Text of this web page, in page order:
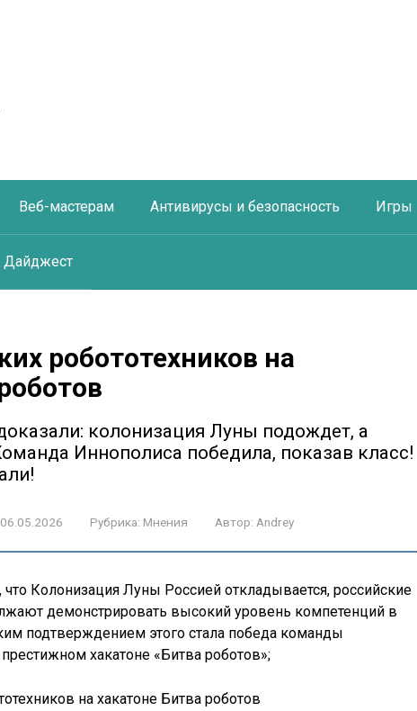
Веб-мастерам Антивирусы и безопасность Игры
Дайджест
робототехников на
колонизация Луны подождет, а
Иннополиса победила, показав класс!
06.05.2026 Рубрика: Мнения Автор: Andrey
Колонизация Луны Россией откладывается, российские
демонстрировать высокий уровень компетенций в
подтверждением этого стала победа команды
хакатоне «Битва роботов»;